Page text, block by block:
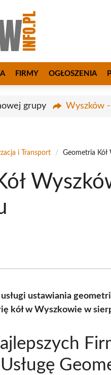
FIRMY OGŁOSZENIA
grupy Wyszków
i Transport / Geometria
ustawiania
kół w Wyszkowie w